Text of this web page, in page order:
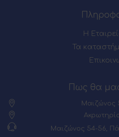
Η
Τα
Πως θα
Μαιζώνος
Μαιζώνος 54-56,